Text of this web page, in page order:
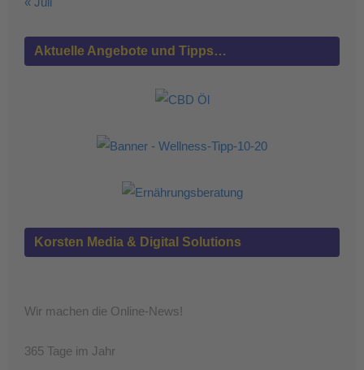
Aktuelle Angebote und Tipps…
Korsten Media & Digital Solutions
Wir machen die Online-News!
365 Tage im Jahr